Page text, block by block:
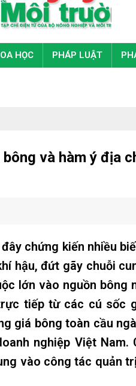
HỌC PHÁP LUẬT
và hàm ý địa
chứng kiến nhiều
hậu, đứt gãy chuỗi
lớn vào nguồn bông
tiếp từ các cú sốc
giá bông toàn cầu
nghiệp Việt Nam.
vào công tác quản